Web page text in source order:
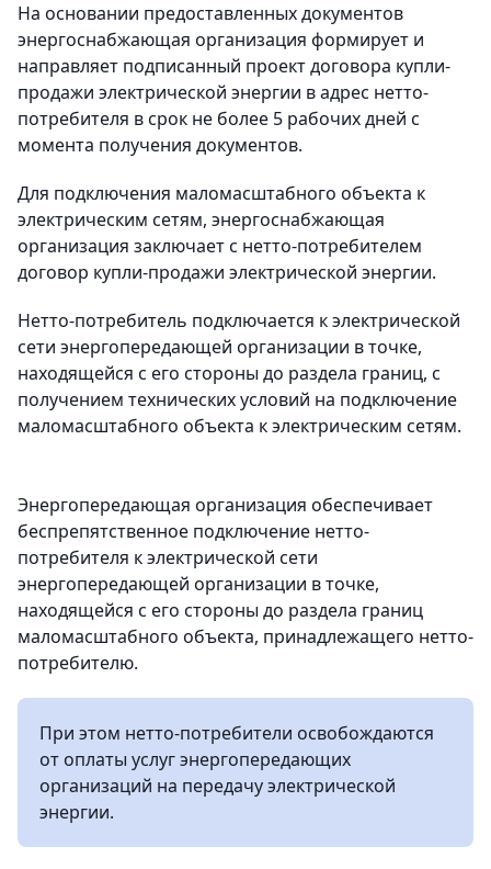
На основании предоставленных документов
энергоснабжающая организация формирует и
направляет подписанный проект договора купли-
продажи электрической энергии в адрес нетто-
потребителя в срок не более 5 рабочих дней с
момента получения документов.
Для подключения маломасштабного объекта к
электрическим сетям, энергоснабжающая
организация заключает с нетто-потребителем
договор купли-продажи электрической энергии.
Нетто-потребитель подключается к электрической
сети энергопередающей организации в точке,
находящейся с его стороны до раздела границ, с
получением технических условий на подключение
маломасштабного объекта к электрическим сетям.
Энергопередающая организация обеспечивает
беспрепятственное подключение нетто-
потребителя к электрической сети
энергопередающей организации в точке,
находящейся с его стороны до раздела границ
маломасштабного объекта, принадлежащего нетто-
потребителю.
При этом нетто-потребители освобождаются
от оплаты услуг энергопередающих
организаций на передачу электрической
энергии.